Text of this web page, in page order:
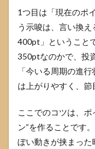
ほか
に覚
える
べき
強い
セリ
フは
ある
1つ目は「現在のポ
う示唆は、言い換
400pt」ということ
350ptなのかで、投
「今いる周期の進
は上がりやすく、節
ここでのコツは、
ン”を作ることです
ぽい動きが挟まった